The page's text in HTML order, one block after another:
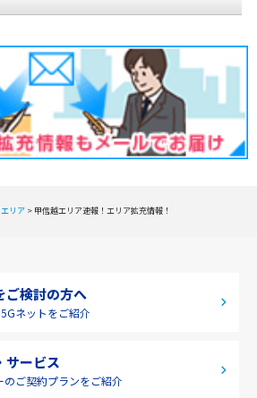
リア 甲信越エリア速報！エリア拡充情報！
ご検討の方へ
5Gネットをご紹介
サービス
のご契約プランをご紹介